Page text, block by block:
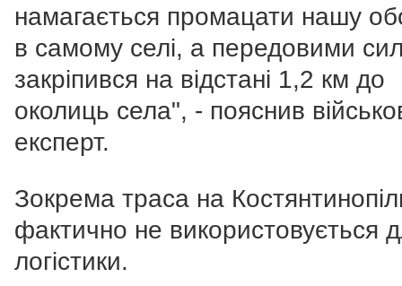
намагається промацати нашу
в самому селі, а передовими
закріпився на відстані 1,2 км до
околиць села", - пояснив
експерт.
Зокрема траса на
фактично не використовується
логістики.